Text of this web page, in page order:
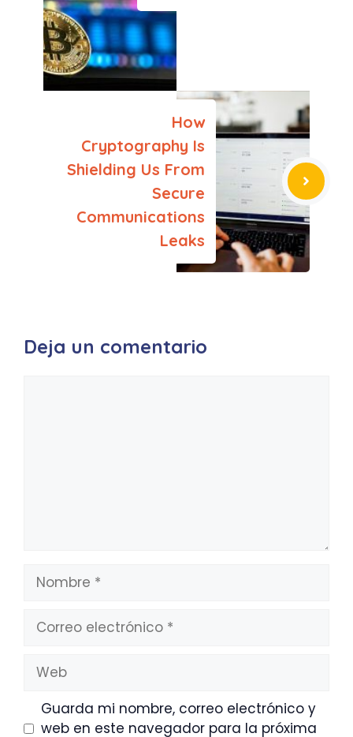
How
Cryptography Is
Shielding Us From
Secure
Communications
Leaks
Deja un comentario
Nombre
Correo
electrónico
Web
Guarda mi nombre, correo electrónico y
web en este navegador para la próxima